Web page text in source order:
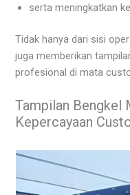
serta meningkatkan
Tidak hanya dari sisi
juga memberikan
profesional di mata
Tampilan Bengkel
Kepercayaan